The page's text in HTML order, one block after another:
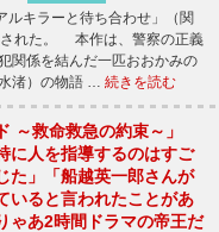
キラーと待ち合わせ」（関
された。 本作は、警察の正義
関係を結んだ一匹おおかみの
渚）の物語 … 続きを読む
～救命救急の約束～」
に人を指導するのはすご
た」「船越英一郎さんが
いると言われたことがあ
ゃあ2時間ドラマの帝王だ